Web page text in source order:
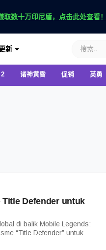
取数十万印尼盾，点击此处查看
新
诸神黄昏 促销 英勇
Defender untuk
di balik Mobile Legends:
“Title Defender” untuk